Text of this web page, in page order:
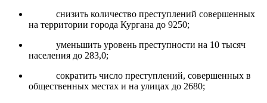
снизить количество преступлений совершенных
на территории города Кургана до 9250;
уменьшить уровень преступности на 10 тысяч
населения до 283,0;
сократить число преступлений, совершенных в
общественных местах и на улицах до 2680;